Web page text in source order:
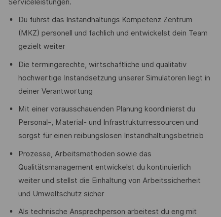
Serviceleistungen.
Du führst das Instandhaltungs Kompetenz Zentrum
(MKZ) personell und fachlich und entwickelst dein Team
gezielt weiter
Die termingerechte, wirtschaftliche und qualitativ
hochwertige Instandsetzung unserer Simulatoren liegt in
deiner Verantwortung
Mit einer vorausschauenden Planung koordinierst du
Personal-, Material- und Infrastrukturressourcen und
sorgst für einen reibungslosen Instandhaltungsbetrieb
Prozesse, Arbeitsmethoden sowie das
Qualitätsmanagement entwickelst du kontinuierlich
weiter und stellst die Einhaltung von Arbeitssicherheit
und Umweltschutz sicher
Als technische Ansprechperson arbeitest du eng mit